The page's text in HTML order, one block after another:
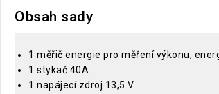
Obsah sady
1 měřič energie pro měření výkonu,
1 stykač 40A
1 napájecí zdroj 13,5 V